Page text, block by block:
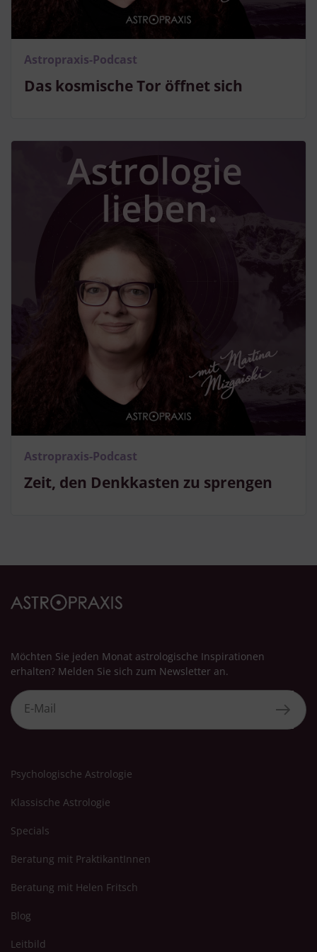
Das kosmische Tor öffnet sich
Astropraxis-Podcast
Zeit, den Denkkasten zu sprengen
Astropraxis-Podcast
Möchten Sie jeden Monat astrologische Inspirationen
erhalten? Melden Sie sich zum Newsletter an.
Psychologische Astrologie
Klassische Astrologie
Specials
Beratung mit PraktikantInnen
Beratung mit Helen Fritsch
Blog
Leitbild